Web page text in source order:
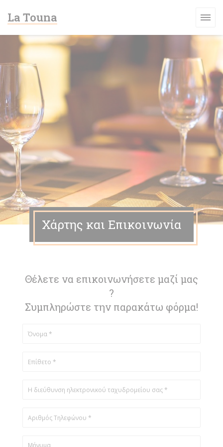
La Touna
Χάρτης και Επικοινωνία
Θέλετε να επικοινωνήσετε μαζί μας
?
Συμπληρώστε την παρακάτω φόρμα!